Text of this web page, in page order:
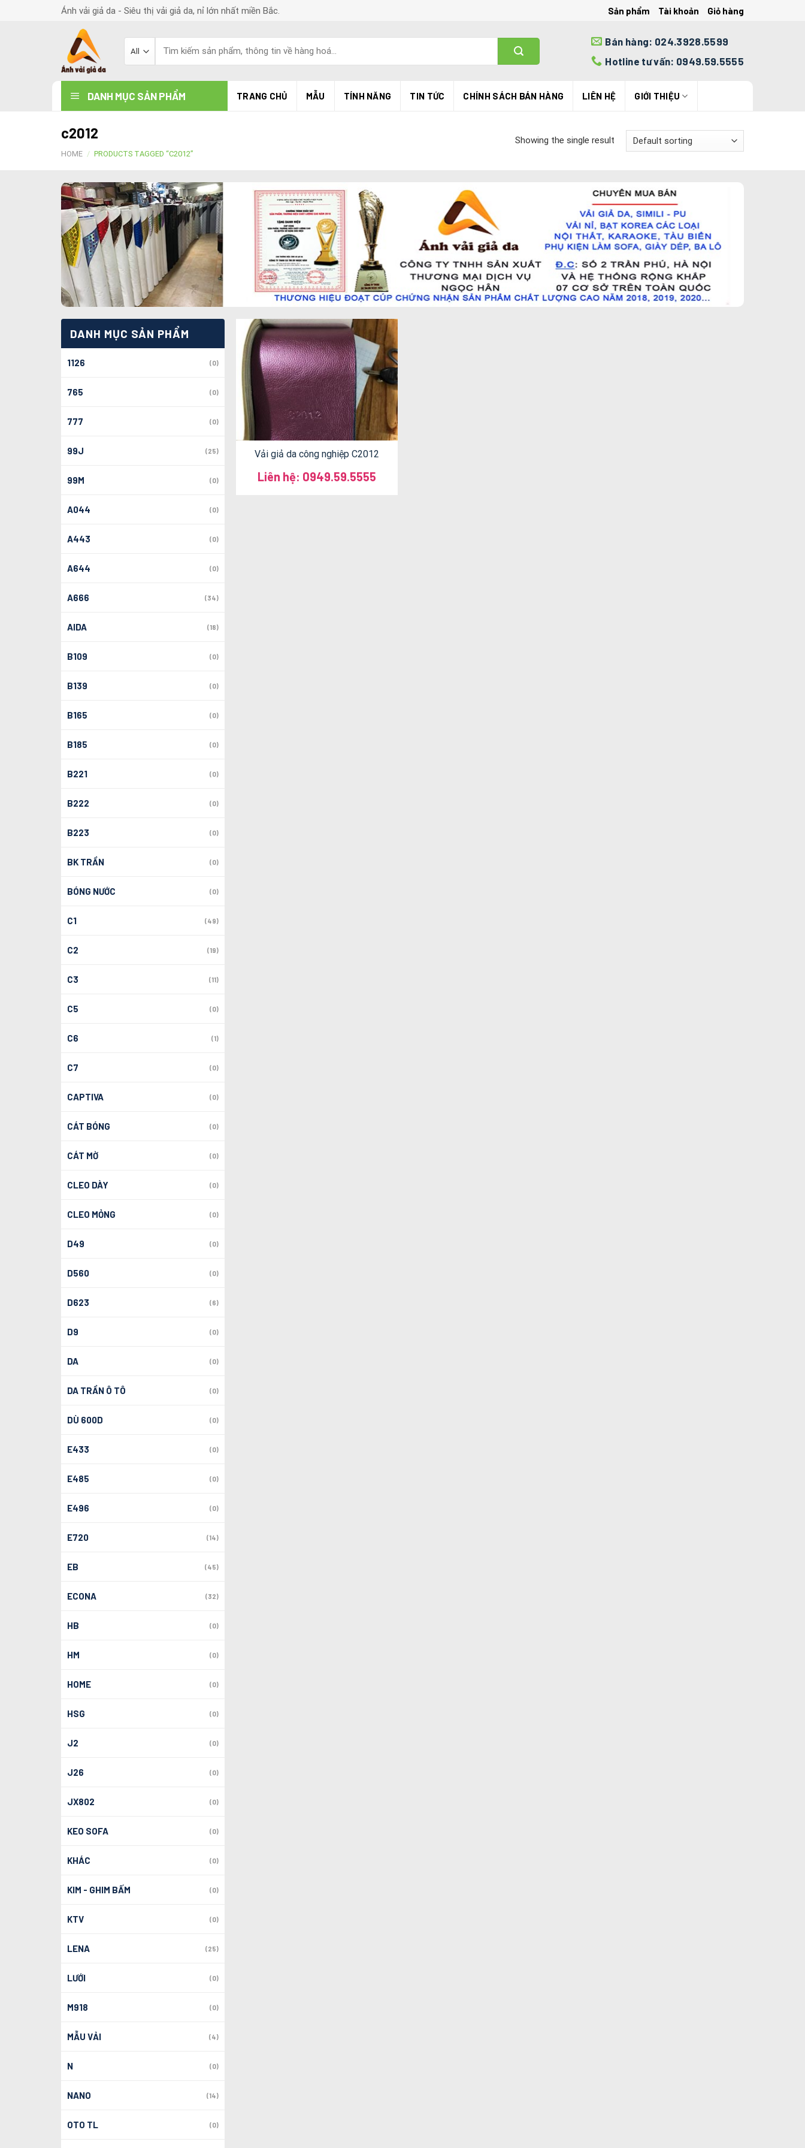
Ánh vải giả da - Siêu thị vải giả da, nỉ lớn nhất miền Bắc. Sản phẩm Tài khoản Giỏ hàng
for:
Bán hàng: 024.3928.5599
Hotline tư vấn: 0949.59.5555
DANH MỤC SẢN PHẨM TRANG CHỦ MẪU TÍNH NĂNG TIN TỨC CHÍNH SÁCH BÁN HÀNG LIÊN HỆ GIỚI THIỆU
c2012
HOME / PRODUCTS TAGGED “C2012”
Showing the single result
DANH MỤC SẢN PHẨM
1126 (0)
765 (0)
777 (0)
99J (25)
99M (0)
A044 (0)
A443 (0)
A644 (0)
A666 (34)
AIDA (18)
B109 (0)
B139 (0)
B165 (0)
B185 (0)
B221 (0)
B222 (0)
B223 (0)
BK TRẦN (0)
BÓNG NƯỚC (0)
C1 (49)
C2 (19)
C3 (11)
C5 (0)
C6 (1)
C7 (0)
CAPTIVA (0)
CÁT BÓNG (0)
CÁT MỜ (0)
CLEO DÀY (0)
CLEO MỎNG (0)
D49 (0)
D560 (0)
D623 (6)
D9 (0)
DA (0)
DA TRẦN Ô TÔ (0)
DÙ 600D (0)
E433 (0)
E485 (0)
E496 (0)
E720 (14)
EB (45)
ECONA (32)
HB (0)
HM (0)
HOME (0)
HSG (0)
J2 (0)
J26 (0)
JX802 (0)
KEO SOFA (0)
KHÁC (0)
KIM - GHIM BẤM (0)
KTV (0)
LENA (25)
LƯỚI (0)
M918 (0)
MẪU VẢI (4)
N (0)
NANO (14)
OTO TL (0)
Vải giả da công nghiệp C2012
Liên hệ: 0949.59.5555